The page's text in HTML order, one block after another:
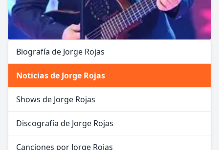
Biografía de Jorge Rojas
Noticias de Jorge Rojas
Shows de Jorge Rojas
Discografía de Jorge Rojas
Canciones por Jorge Rojas